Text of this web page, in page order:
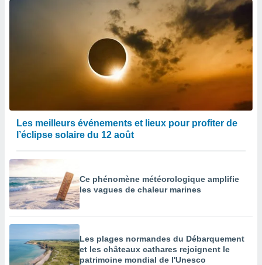
Les meilleurs événements et lieux pour profiter de
l’éclipse solaire du 12 août
Ce phénomène météorologique amplifie
les vagues de chaleur marines
Les plages normandes du Débarquement
et les châteaux cathares rejoignent le
patrimoine mondial de l'Unesco